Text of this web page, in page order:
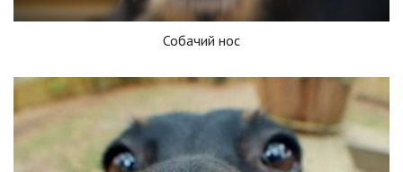
Собачий нос